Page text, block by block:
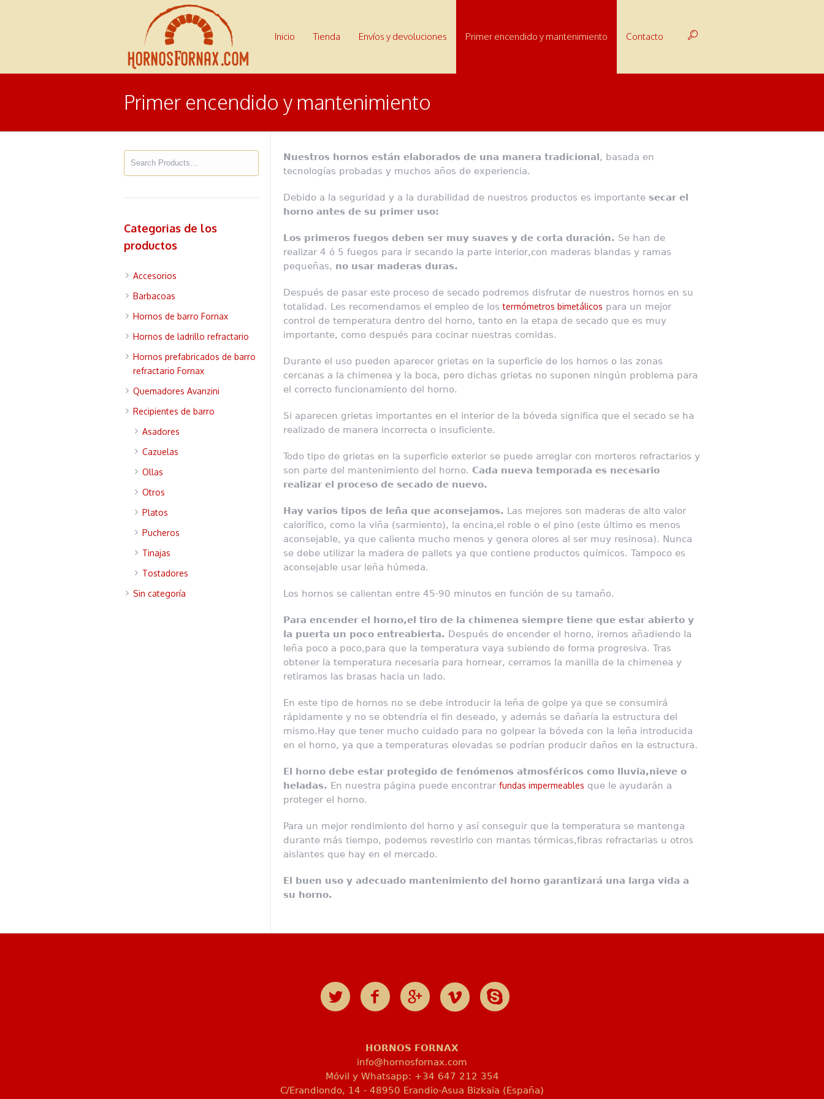
Inicio Tienda Envíos y devoluciones Primer encendido y mantenimiento Contacto
Primer encendido y mantenimiento
Nuestros hornos están elaborados de una manera tradicional, basada en
tecnologías probadas y muchos años de experiencia.
Debido a la seguridad y a la durabilidad de nuestros productos es importante secar el
horno antes de su primer uso:
Los primeros fuegos deben ser muy suaves y de corta duración. Se han de
realizar 4 ó 5 fuegos para ir secando la parte interior,con maderas blandas y ramas
pequeñas, no usar maderas duras.
Después de pasar este proceso de secado podremos disfrutar de nuestros hornos en su
totalidad. Les recomendamos el empleo de lostermómetros bimetálicos para un mejor
control de temperatura dentro del horno, tanto en la etapa de secado que es muy
importante, como después para cocinar nuestras comidas.
Durante el uso pueden aparecer grietas en la superficie de los hornos o las zonas
cercanas a la chimenea y la boca, pero dichas grietas no suponen ningún problema para
el correcto funcionamiento del horno.
Si aparecen grietas importantes en el interior de la bóveda significa que el secado se ha
realizado de manera incorrecta o insuficiente.
Todo tipo de grietas en la superficie exterior se puede arreglar con morteros refractarios y
son parte del mantenimiento del horno. Cada nueva temporada es necesario
realizar el proceso de secado de nuevo.
Hay varios tipos de leña que aconsejamos. Las mejores son maderas de alto valor
calorífico, como la viña (sarmiento), la encina,el roble o el pino (este último es menos
aconsejable, ya que calienta mucho menos y genera olores al ser muy resinosa). Nunca
se debe utilizar la madera de pallets ya que contiene productos químicos. Tampoco es
aconsejable usar leña húmeda.
Los hornos se calientan entre 45-90 minutos en función de su tamaño.
Para encender el horno,el tiro de la chimenea siempre tiene que estar abierto y
la puerta un poco entreabierta. Después de encender el horno, iremos añadiendo la
leña poco a poco,para que la temperatura vaya subiendo de forma progresiva. Tras
obtener la temperatura necesaria para hornear, cerramos la manilla de la chimenea y
retiramos las brasas hacia un lado.
En este tipo de hornos no se debe introducir la leña de golpe ya que se consumirá
rápidamente y no se obtendría el fin deseado, y además se dañaría la estructura del
mismo.Hay que tener mucho cuidado para no golpear la bóveda con la leña introducida
en el horno, ya que a temperaturas elevadas se podrían producir daños en la estructura.
El horno debe estar protegido de fenómenos atmosféricos como lluvia,nieve o
heladas. En nuestra página puede encontrar fundas impermeables que le ayudarán a
proteger el horno.
Para un mejor rendimiento del horno y así conseguir que la temperatura se mantenga
durante más tiempo, podemos revestirlo con mantas térmicas,fibras refractarias u otros
aislantes que hay en el mercado.
El buen uso y adecuado mantenimiento del horno garantizará una larga vida a
su horno.
Categorias de los
productos
Accesorios
Barbacoas
Hornos de barro Fornax
Hornos de ladrillo refractario
Hornos prefabricados de barro
refractario Fornax
Quemadores Avanzini
Recipientes de barro
Asadores
Cazuelas
Ollas
Otros
Platos
Pucheros
Tinajas
Tostadores
Sin categoría
HORNOS FORNAX
info@hornosfornax.com
Móvil y Whatsapp: +34 647 212 354
C/Erandiondo, 14 - 48950 Erandio-Asua Bizkaia (España)